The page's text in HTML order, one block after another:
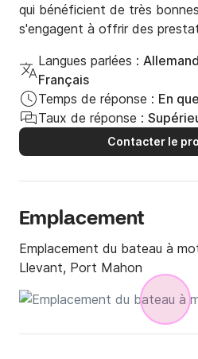
qui bénéficient de très
s'engagent à offrir des
Langues parlées :
Français
Temps de réponse : En
Taux de réponse :
Contacter le
Emplacement
Emplacement du bateau à
Llevant, Port Mahon